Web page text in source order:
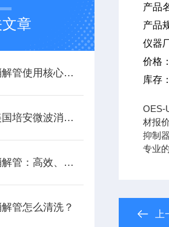
章
美国培安微波消解管使用核心注意事项
如何正确使用美国培安微波消解管进行样品消解？
美国培安微波消解管：高效、安全且环保的样品前处理解决方案
管怎么清洗？
产品
产品
仪器
价格
库存
OES-
材报
抑制
专业